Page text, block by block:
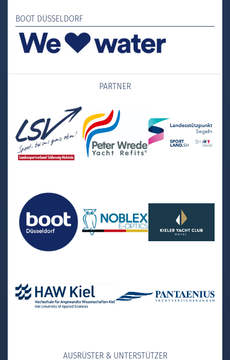
BOOT DÜSSELDORF
PARTNER
AUSRÜSTER & UNTERSTÜTZER